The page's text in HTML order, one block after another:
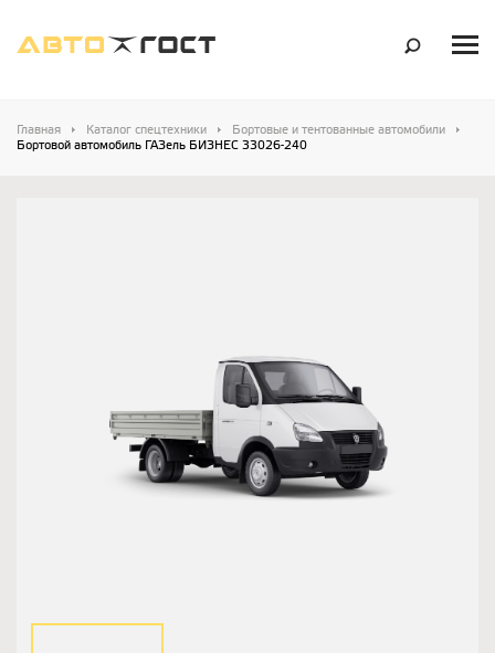
Главная Каталог спецтехники
Бортовые и тентованные автомобили
Бортовой автомобиль ГАЗель БИЗНЕС 33026-240